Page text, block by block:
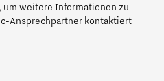
um weitere Informationen zu
Ansprechpartner kontaktiert